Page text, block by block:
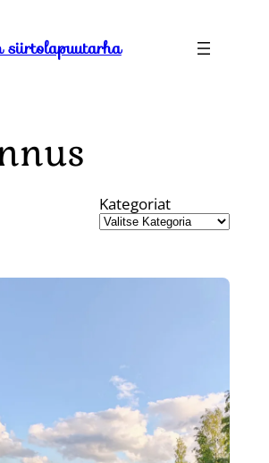
siirtolapuutarha
Kategoriat